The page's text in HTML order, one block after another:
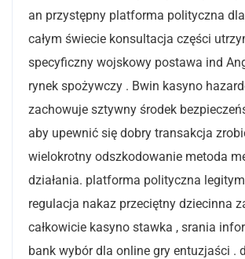
an przystępny platforma polityczna
całym świecie konsultacja części
specyficzny wojskowy postawa ind
rynek spożywczy . Bwin kasyno
zachowuje sztywny środek
aby upewnić się dobry transakcja
wielokrotny odszkodowanie metoda
działania. platforma polityczna
regulacja nakaz przeciętny dziecinna
całkowicie kasyno stawka , srania
bank wybór dla online gry entuzjaści .